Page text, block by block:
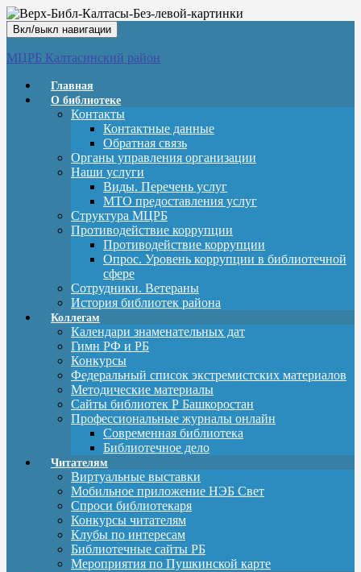
Вкл/выкл навигации
МЦРБ Калтасинский район
Главная
О библиотеке
Контакты
Контактные данные
Обратная связь
Органы управления организации
Наши услуги
Виды. Перечень услуг
МТО предоставления услуг
Структура МЦРБ
Противодействие коррупции
Противодействие коррупции
Опрос. Уровень коррупции в библиотечной
сфере
Сотрудники. Ветераны
История библиотек района
Коллегам
Календари знаменательных дат
Гимн РФ и РБ
Конкурсы
Федеральный список экстремистских материалов
Методические материалы
Сайты библиотек Р Башкоростан
Профессиональные журналы онлайн
Современная библиотека
Библиотечное дело
Читателям
Виртуальные выставки
Мобильное приложение НЭБ Свет
Спроси библиотекаря
Конкурсы читателям
Клубы по интересам
Библиотечные сайты РБ
Мероприятия по Пушкинской карте